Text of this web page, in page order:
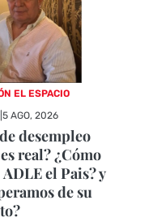
EL ESPACIO
|5 AGO, 2026
desempleo
real? ¿Cómo
el Pais? y
de su